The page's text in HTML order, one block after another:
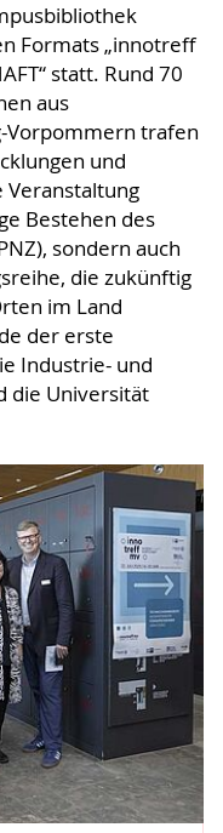
Formats „innotreff
statt. Rund 70
aus
Vorpommern trafen
und
Veranstaltung
Bestehen des
sondern auch
die zukünftig
im Land
der erste
Industrie- und
die Universität